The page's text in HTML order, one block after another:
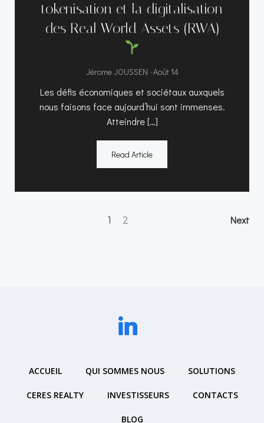
tokenisation et la digitalisation
des Real World Assets (RWA)
Jérome JOUSSEN -Août 14
Les défis économiques et sociétaux auxquels
nous faisons face aujourd’hui sont immenses.
Atteindre […]
Read Article
Page
1 Page
2 Next
ACCUEIL QUI SOMMES NOUS SOLUTIONS
CERES REALTY INVESTISSEURS CONTACTS
BLOG